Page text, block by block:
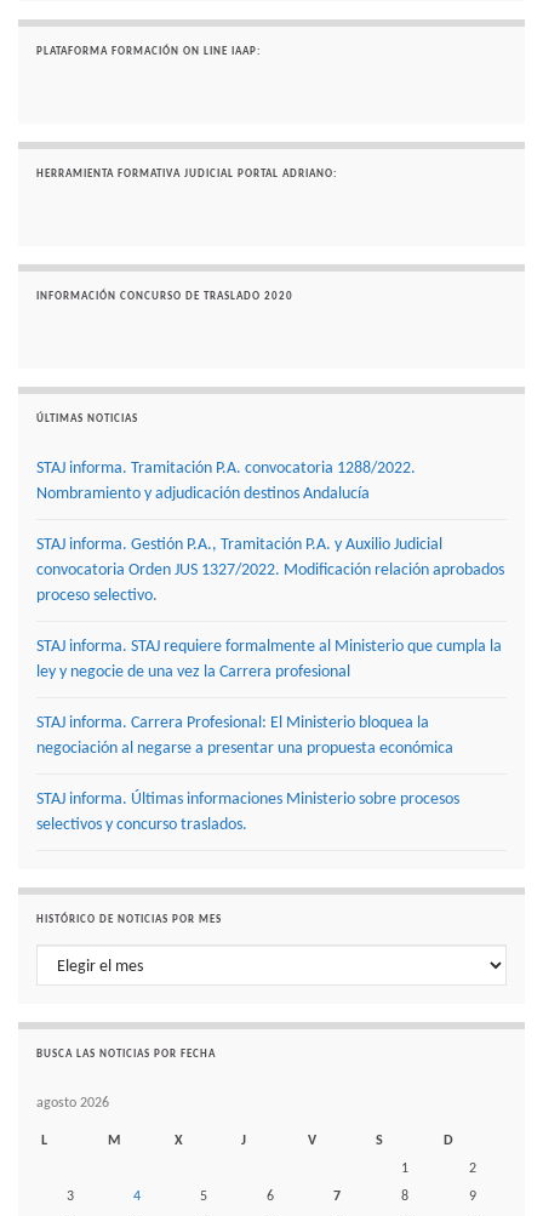
PLATAFORMA FORMACIÓN ON LINE IAAP:
HERRAMIENTA FORMATIVA JUDICIAL PORTAL ADRIANO:
INFORMACIÓN CONCURSO DE TRASLADO 2020
ÚLTIMAS NOTICIAS
STAJ informa. Tramitación P.A. convocatoria 1288/2022.
Nombramiento y adjudicación destinos Andalucía
STAJ informa. Gestión P.A., Tramitación P.A. y Auxilio Judicial
convocatoria Orden JUS 1327/2022. Modificación relación aprobados
proceso selectivo.
STAJ informa. STAJ requiere formalmente al Ministerio que cumpla la
ley y negocie de una vez la Carrera profesional
STAJ informa. Carrera Profesional: El Ministerio bloquea la
negociación al negarse a presentar una propuesta económica
STAJ informa. Últimas informaciones Ministerio sobre procesos
selectivos y concurso traslados.
HISTÓRICO DE NOTICIAS POR MES
Histórico de noticias por mes
BUSCA LAS NOTICIAS POR FECHA
agosto 2026
L M X J V S
D
1
2
3
4 5 6 7 8
9